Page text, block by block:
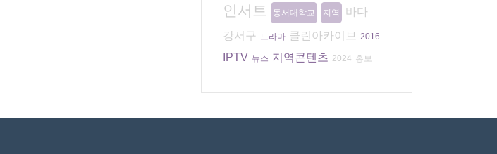
인서트 동서대학교 지역
바다
강서구 드라마 클린아카이브 2016
IPTV 뉴스 지역콘텐츠 2024 홍보